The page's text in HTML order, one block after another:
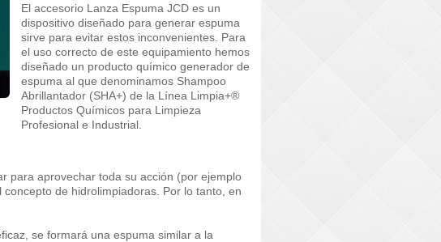
El accesorio Lanza Espuma JCD es un
dispositivo diseñado para generar espuma
sirve para evitar estos inconvenientes. Para
el uso correcto de este equipamiento hemos
diseñado un producto químico generador de
espuma al que denominamos Shampoo
Abrillantador (SHA+) de la Línea Limpia+®
Productos Químicos para Limpieza
Profesional e Industrial.
para aprovechar toda su acción (por ejemplo
de hidrolimpiadoras. Por lo tanto, en
se formará una espuma similar a la